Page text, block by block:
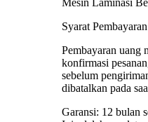
Syarat
Pembayaran uang
konfirmasi
sebelum
dibatalkan pada
Garansi: 12 bulan